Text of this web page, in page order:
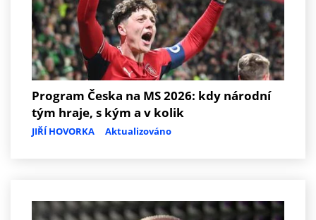
Program Česka na MS 2026: kdy národní
tým hraje, s kým a v kolik
JIŘÍ HOVORKA Aktualizováno